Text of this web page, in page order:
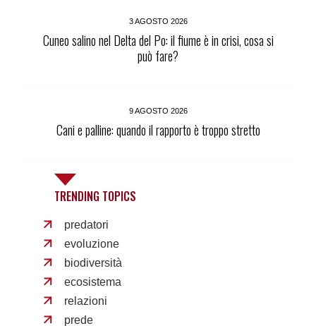
3 AGOSTO 2026
Cuneo salino nel Delta del Po: il fiume è in crisi, cosa si
può fare?
9 AGOSTO 2026
Cani e palline: quando il rapporto è troppo stretto
TRENDING TOPICS
predatori
evoluzione
biodiversità
ecosistema
relazioni
prede